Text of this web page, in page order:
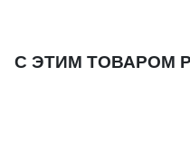
С ЭТИМ ТОВАРОМ